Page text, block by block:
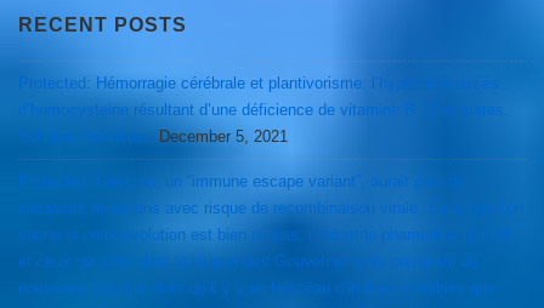
RECENT POSTS
Protected: Hémorragie cérébrale et plantivorisme: l’hypothèse excès
d’homocysteine résultant d’une déficience de vitamine B 12 et autres.
Solution Holistique.
December 5, 2021
Protected: Omicron, un “immune escape variant”, aurait plus de
cinquante mutations avec risque de recombinaison virale. Sans que l’on
sache si cette évolution est bien ou pas, l’Industrie pharmakia, la FDA
et ceux qui controlent la plupart des Gouvernements préparent de
nouveaux vaccins alors qu’il y a un faisceau d’indices crédibles que